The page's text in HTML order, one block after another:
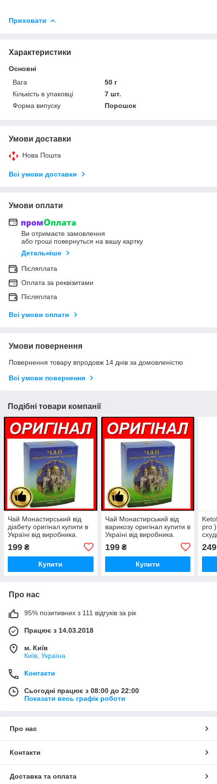
Приховати
Характеристики
Основні
Вага
50 г
Кількість в упаковці
7 шт.
Форма випуску
Порошок
Умови доставки
Нова Пошта
Всі умови доставки
Умови оплати
Ви отримаєте замовлення
або гроші повернуться на вашу картку
Детальніше
Післяплата
Оплата за реквізитами
Післяплата
Всі умови оплати
Умови повернення
Повернення товару впродовж 14 днів за домовленістю
Всі умови повернення
Подібні товари компанії
Чай Монастирський від
діабету оригінал купити в
Україні від виробника.
діабету
199 ₴
Купити
Чай Монастирський від
варикозу оригінал купити в
Україні від виробника.
199₴
Купити
pro
249
Про нас
95% позитивних з 111 відгуків за рік
Працює з 14.03.2018
м. Київ
Київ, Україна
Контакти
Сьогодні працює з 08:00 до 22:00
Показати весь графік роботи
Про нас
Контакти
Доставка та оплата